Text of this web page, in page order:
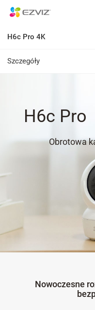
H6c Pro 4K
Szczegóły
H6c Pro
Obrotowa
Nowoczesne